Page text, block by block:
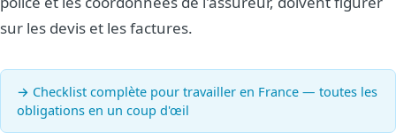
sur les devis et les factures.
→ Checklist complète pour travailler en France — toutes les
obligations en un coup d'œil